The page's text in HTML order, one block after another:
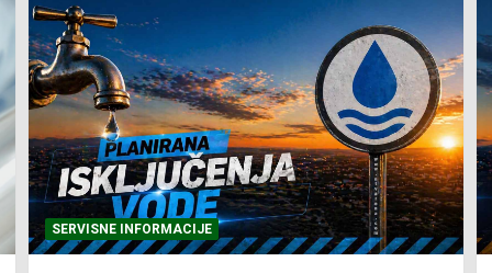
SERVISNE INFORMACIJE